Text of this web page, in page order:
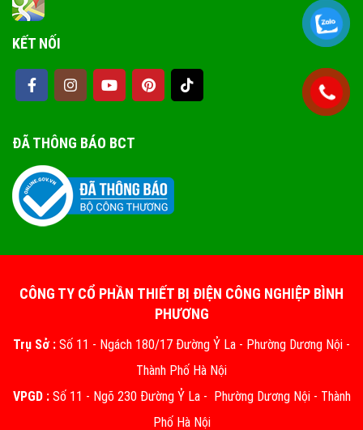
KẾT NỐI
ĐÃ THÔNG BÁO BCT
CÔNG TY CỔ PHẦN THIẾT BỊ ĐIỆN CÔNG NGHIỆP BÌNH
PHƯƠNG
Trụ Sở : Số 11 - Ngách 180/17 Đường Ỷ La - Phường Dương Nội -
Thành Phố Hà Nội
VPGD :Số 11 - Ngõ 230 Đường Ỷ La - Phường Dương Nội - Thành
Phố Hà Nội